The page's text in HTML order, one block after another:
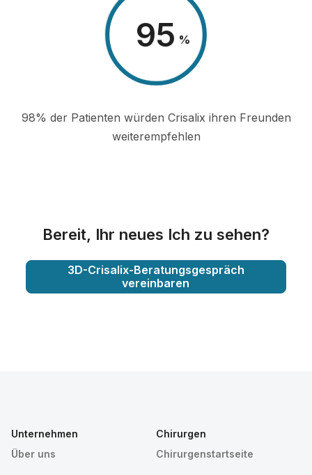
98 %
98% der Patienten würden Crisalix ihren Freunden
weiterempfehlen
Bereit, Ihr neues Ich zu sehen?
3D-Crisalix-Beratungsgespräch
vereinbaren
Unternehmen
Über uns
Chirurgen
Chirurgenstartseite